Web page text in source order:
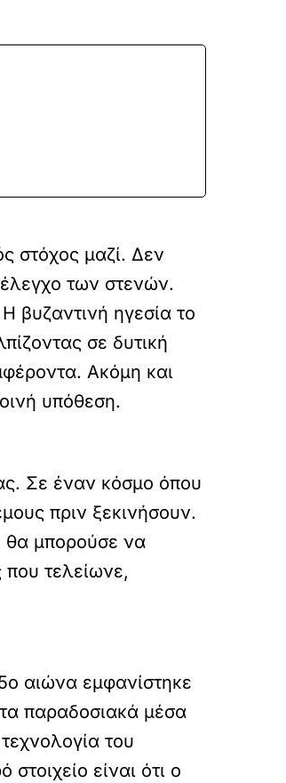
στόχος μαζί. Δεν
των στενών.
βυζαντινή ηγεσία το
σε δυτική
Ακόμη και
υπόθεση.
Σε έναν κόσμο όπου
πριν ξεκινήσουν.
θα μπορούσε να
τελείωνε,
αιώνα εμφανίστηκε
παραδοσιακά μέσα
του
είναι ότι ο